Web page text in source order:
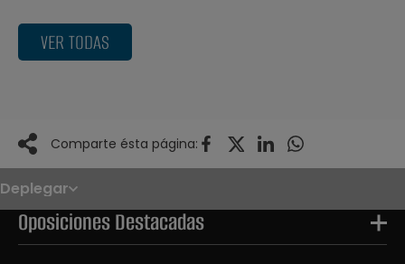
VER TODAS
Comparte ésta página:
Deplegar
Noticias
Oposiciones
Convocatorias
Paso paso
Oposiciones Destacadas